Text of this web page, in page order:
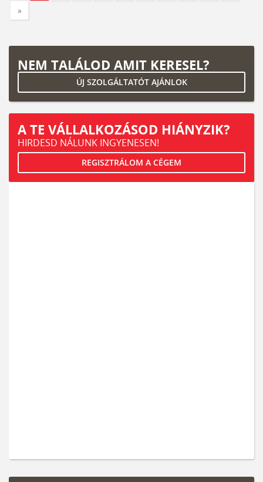
»
NEM TALÁLOD AMIT KERESEL?
ÚJ SZOLGÁLTATÓT AJÁNLOK
A TE VÁLLALKOZÁSOD HIÁNYZIK?
HIRDESD NÁLUNK INGYENESEN!
REGISZTRÁLOM A CÉGEM